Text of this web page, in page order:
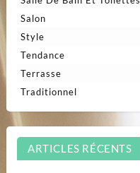
Salon
Style
Tendance
Terrasse
Traditionnel
ARTICLES RÉCENTS